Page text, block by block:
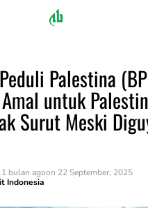
Palestina
untuk
Surut Meski
bulan agoon 22 September, 2025
Indonesia